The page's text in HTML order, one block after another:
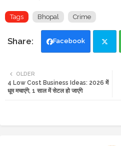
Tags Bhopal Crime
Facebook
tte
OLDER
4 Low Cost Business Ideas: 2026 में
धूम मचाएंगे, 1 साल में सेटल हो जाएंगे